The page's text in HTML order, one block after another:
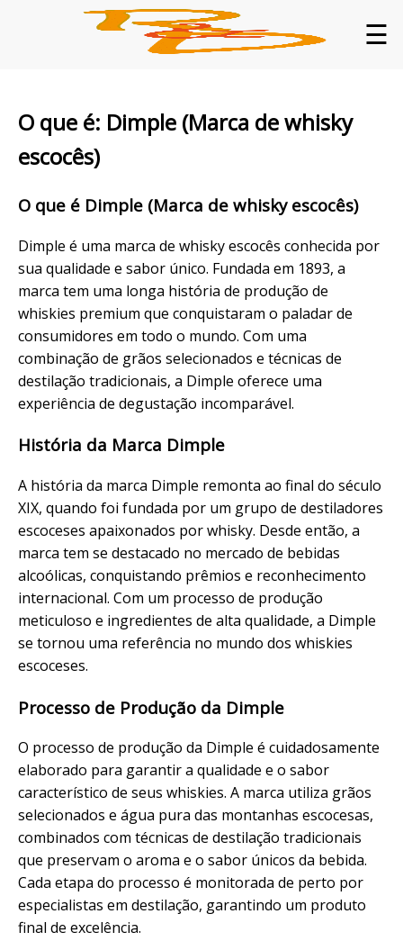
☰
O que é: Dimple (Marca de whisky
escocês)
O que é Dimple (Marca de whisky escocês)
Dimple é uma marca de whisky escocês conhecida por
sua qualidade e sabor único. Fundada em 1893, a
marca tem uma longa história de produção de
whiskies premium que conquistaram o paladar de
consumidores em todo o mundo. Com uma
combinação de grãos selecionados e técnicas de
destilação tradicionais, a Dimple oferece uma
experiência de degustação incomparável.
História da Marca Dimple
A história da marca Dimple remonta ao final do século
XIX, quando foi fundada por um grupo de destiladores
escoceses apaixonados por whisky. Desde então, a
marca tem se destacado no mercado de bebidas
alcoólicas, conquistando prêmios e reconhecimento
internacional. Com um processo de produção
meticuloso e ingredientes de alta qualidade, a Dimple
se tornou uma referência no mundo dos whiskies
escoceses.
Processo de Produção da Dimple
O processo de produção da Dimple é cuidadosamente
elaborado para garantir a qualidade e o sabor
característico de seus whiskies. A marca utiliza grãos
selecionados e água pura das montanhas escocesas,
combinados com técnicas de destilação tradicionais
que preservam o aroma e o sabor únicos da bebida.
Cada etapa do processo é monitorada de perto por
especialistas em destilação, garantindo um produto
final de excelência.